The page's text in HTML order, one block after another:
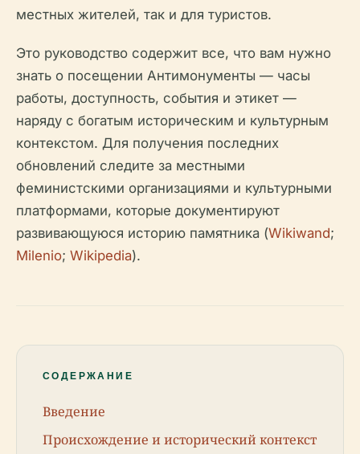
местных жителей, так и для туристов.
Это руководство содержит все, что вам нужно
знать о посещении Антимонументы — часы
работы, доступность, события и этикет —
наряду с богатым историческим и культурным
контекстом. Для получения последних
обновлений следите за местными
феминистскими организациями и культурными
платформами, которые документируют
развивающуюся историю памятника (Wikiwand;
Milenio; Wikipedia).
СОДЕРЖАНИЕ
Введение
Происхождение и исторический контекст